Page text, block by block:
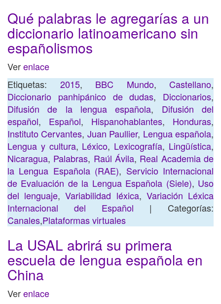
Qué palabras le agregarías a un
diccionario latinoamericano sin
españolismos
Verenlace
Etiquetas: 2015, BBC Mundo, Castellano,
Diccionario panhipánico de dudas, Diccionarios,
Difusión de la lengua española, Difusión del
español, Español, Hispanohablantes, Honduras,
Instituto Cervantes, Juan Paullier, Lengua española,
Lengua y cultura, Léxico, Lexicografía, Lingüística,
Nicaragua, Palabras, Raúl Ávila, Real Academia de
la Lengua Española (RAE), Servicio Internacional
de Evaluación de la Lengua Española (Siele), Uso
del lenguaje,Variabilidad léxica, Variación Léxica
Internacional del Español | Categorías:
Canales,Plataformas virtuales
La USAL abrirá su primera
escuela de lengua española en
China
Verenlace